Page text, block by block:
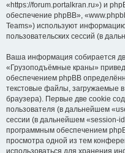
«https://forum.portalkran.ru») и
обеспечение phpBB»,
Teams») используют
пользовательских сессий (в
Ваша информация собирается
«Грузоподъёмные краны»
обеспечением phpBB
текстовые файлы, загружаемые
браузера). Первые две cookie
пользователя (в дальнейшем
сессии (в дальнейшем «session-
программным обеспечением
просмотра одной из тем
использоваться для хранения